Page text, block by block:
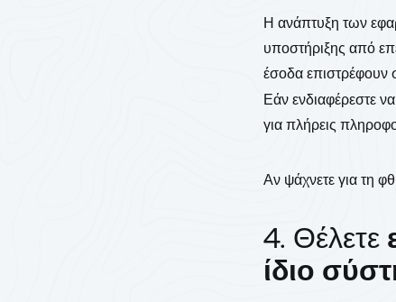
Η ανάπτυξη των
υποστήριξης από
έσοδα επιστρέφουν
Εάν ενδιαφέρεστε
για πλήρεις
Αν ψάχνετε για τη
4. Θέλετε
ίδιο